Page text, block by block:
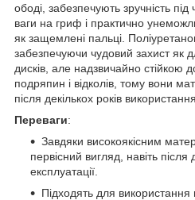
ободі, забезпечують зручність
ваги на гриф і практично
як защемлені пальці.
забезпечуючи чудовий захист як
дисків, але надзвичайно стійкою
подряпин і відколів, тому вони
після декількох років використання.
Переваги:
Завдяки високоякісним
первісний вигляд, навіть після
експлуатації.
Підходять для використання